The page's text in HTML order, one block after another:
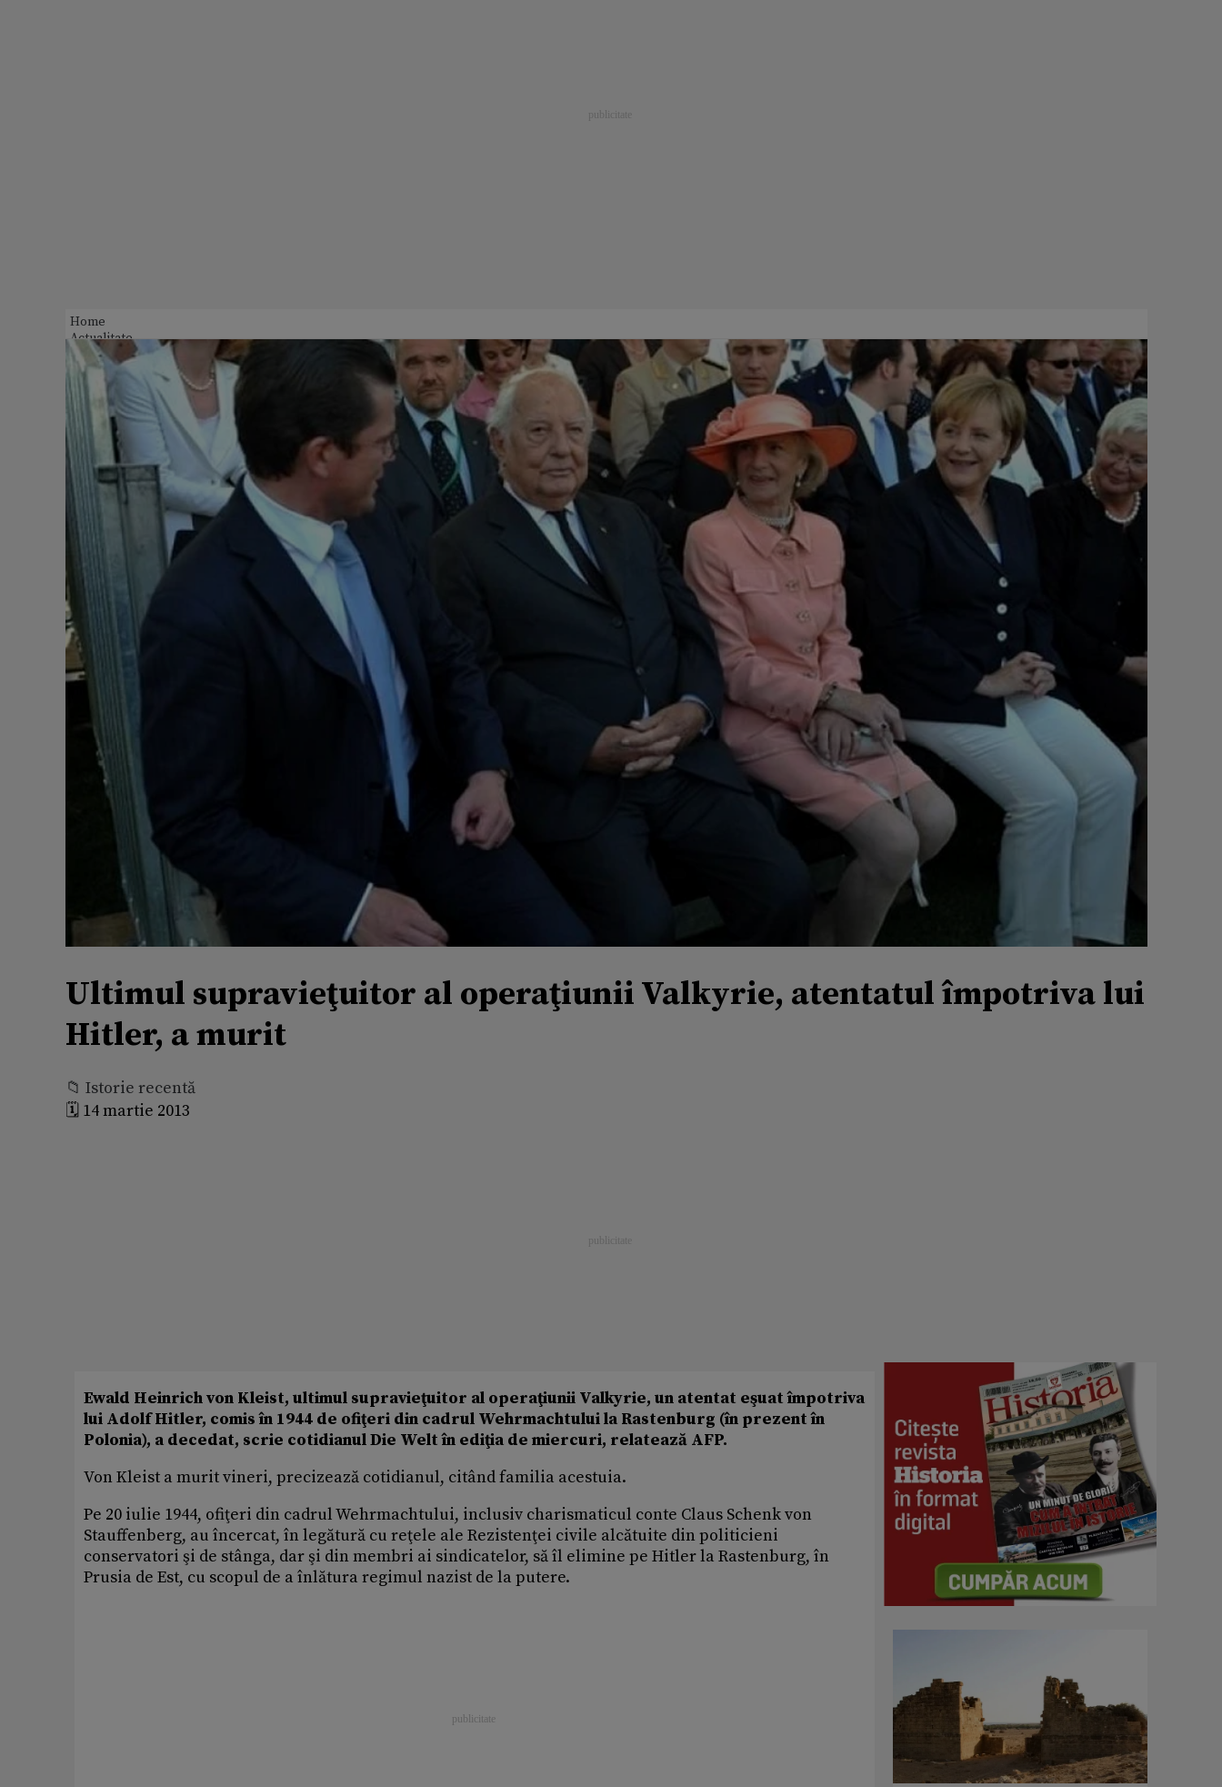
Home
Actualitate
Ultimul supravieţuitor al operaţiunii Valkyrie, atentatul împotriva lui
Hitler, a murit
📁 Istorie recentă
🗓️ 14 martie 2013
Ewald Heinrich von Kleist, ultimul supravieţuitor al operaţiunii Valkyrie, un atentat eşuat împotriva
lui Adolf Hitler, comis în 1944 de ofiţeri din cadrul Wehrmachtului la Rastenburg (în prezent în
Polonia), a decedat, scrie cotidianul Die Welt în ediţia de miercuri, relatează AFP.
Von Kleist a murit vineri, precizează cotidianul, citând familia acestuia.
Pe 20 iulie 1944, ofiţeri din cadrul Wehrmachtului, inclusiv charismaticul conte Claus Schenk von
Stauffenberg, au încercat, în legătură cu reţele ale Rezistenţei civile alcătuite din politicieni
conservatori şi de stânga, dar şi din membri ai sindicatelor, să îl elimine pe Hitler la Rastenburg, în
Prusia de Est, cu scopul de a înlătura regimul nazist de la putere.